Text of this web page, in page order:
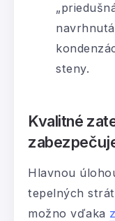
steny.
Kvalitné
Hlavnou
tepelných
možno vďaka